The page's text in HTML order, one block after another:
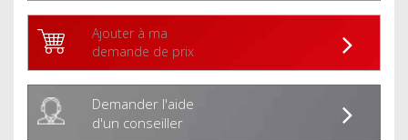
Ajouter à ma
demande de prix
Demander l'aide
d'un conseiller